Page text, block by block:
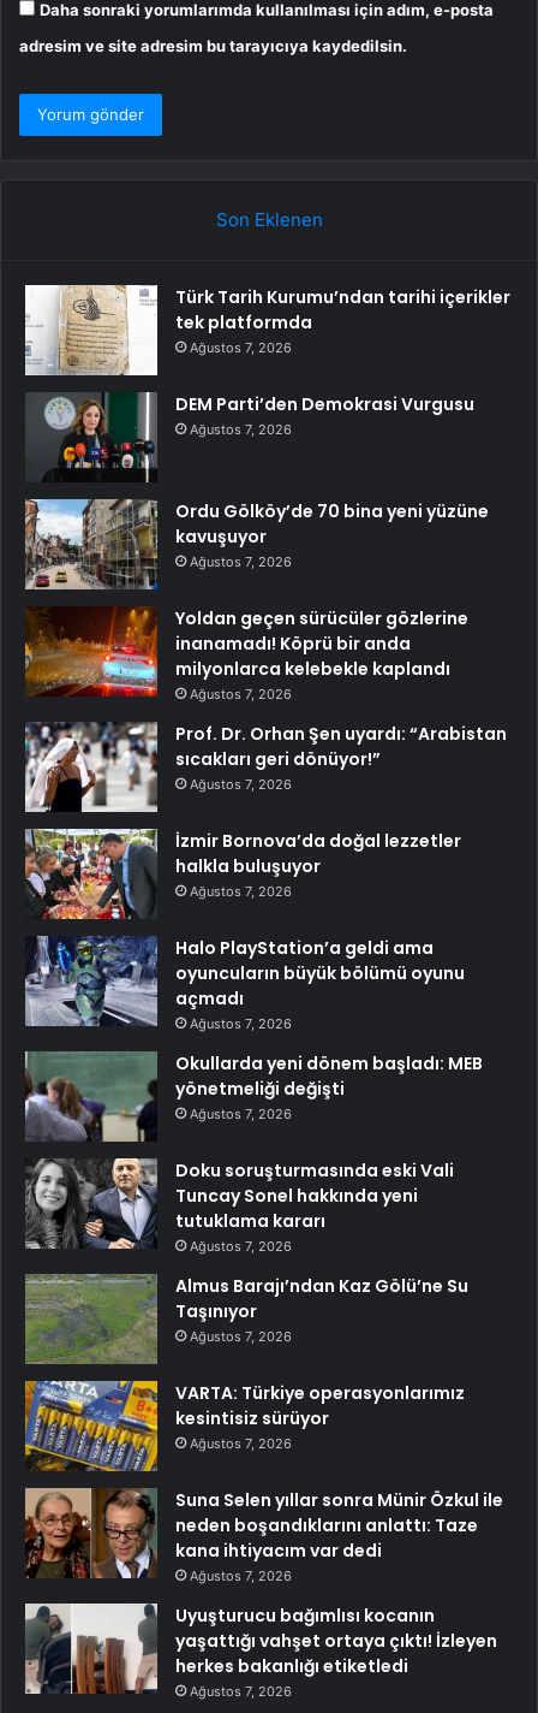
Daha sonraki yorumlarımda kullanılması için adım, e-posta
adresim ve site adresim bu tarayıcıya kaydedilsin.
Son Eklenen
Türk Tarih Kurumu’ndan tarihi içerikler
tek platformda
Ağustos 7, 2026
DEM Parti’den Demokrasi Vurgusu
Ağustos 7, 2026
Ordu Gölköy’de 70 bina yeni yüzüne
kavuşuyor
Ağustos 7, 2026
Yoldan geçen sürücüler gözlerine
inanamadı! Köprü bir anda
milyonlarca kelebekle kaplandı
Ağustos 7, 2026
Prof. Dr. Orhan Şen uyardı: “Arabistan
sıcakları geri dönüyor!”
Ağustos 7, 2026
İzmir Bornova’da doğal lezzetler
halkla buluşuyor
Ağustos 7, 2026
Halo PlayStation’a geldi ama
oyuncuların büyük bölümü oyunu
açmadı
Ağustos 7, 2026
Okullarda yeni dönem başladı: MEB
yönetmeliği değişti
Ağustos 7, 2026
Doku soruşturmasında eski Vali
Tuncay Sonel hakkında yeni
tutuklama kararı
Ağustos 7, 2026
Almus Barajı’ndan Kaz Gölü’ne Su
Taşınıyor
Ağustos 7, 2026
VARTA: Türkiye operasyonlarımız
kesintisiz sürüyor
Ağustos 7, 2026
Suna Selen yıllar sonra Münir Özkul ile
neden boşandıklarını anlattı: Taze
kana ihtiyacım var dedi
Ağustos 7, 2026
Uyuşturucu bağımlısı kocanın
yaşattığı vahşet ortaya çıktı! İzleyen
herkes bakanlığı etiketledi
Ağustos 7, 2026